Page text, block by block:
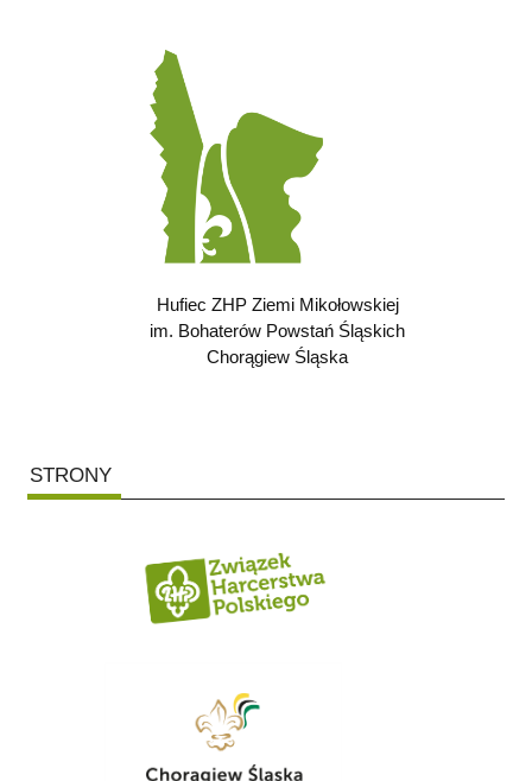
Hufiec ZHP Ziemi Mikołowskiej
im. Bohaterów Powstań Śląskich
Chorągiew Śląska
STRONY